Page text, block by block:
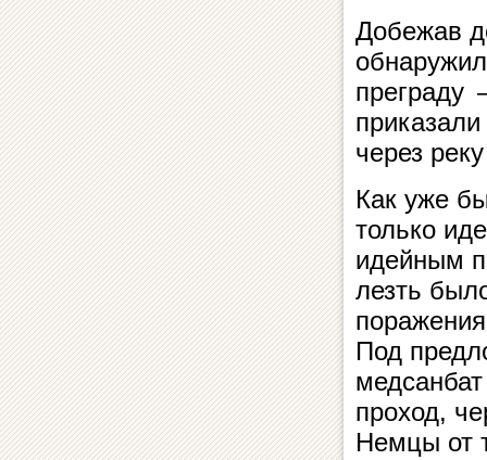
Добежав
преграду
через
Как уже
только
идейным
лезть
Под
проход,
Немцы от